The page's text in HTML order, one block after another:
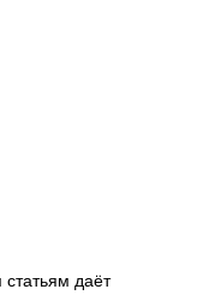
статьям даёт